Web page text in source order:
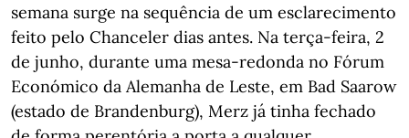
semana surge na sequência de um esclarecimento
feito pelo Chanceler dias antes. Na terça-feira, 2
de junho, durante uma mesa-redonda no Fórum
Económico da Alemanha de Leste, em Bad Saarow
(estado de Brandenburg), Merz já tinha fechado